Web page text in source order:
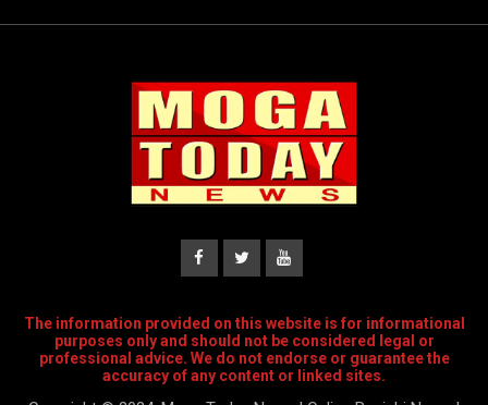
The information provided on this website is for informational
purposes only and should not be considered legal or
professional advice. We do not endorse or guarantee the
accuracy of any content or linked sites.